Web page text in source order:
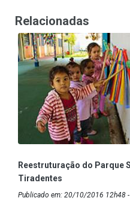
Relacionadas
Reestruturação do Parque
Tiradentes
Publicado em: 20/10/2016 12h48 -